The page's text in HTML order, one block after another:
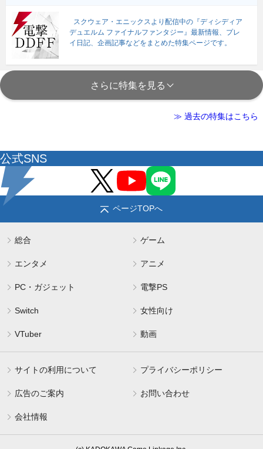
スクウェア・エニックスより配信中の『ディシディア
デュエルム ファイナルファンタジー』最新情報、プレ
イ日記、企画記事などをまとめた特集ページです。
さらに特集を見る
≫ 過去の特集はこちら
公式SNS
ページTOPへ
総合 ゲーム
エンタメ アニメ
PC・ガジェット 電撃PS
Switch 女性向け
VTuber 動画
サイトの利用について プライバシーポリシー
広告のご案内 お問い合わせ
会社情報